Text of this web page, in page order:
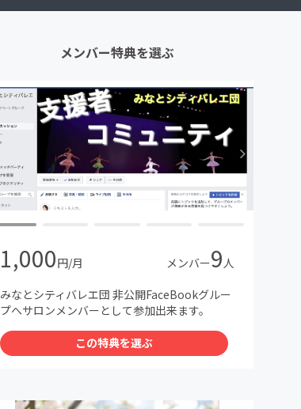
メンバー特典を選ぶ
1,000円/月 メンバー9人
みなとシティバレエ団 非公開FaceBookグルー
プへサロンメンバーとして参加出来ます。
この特典を選ぶ